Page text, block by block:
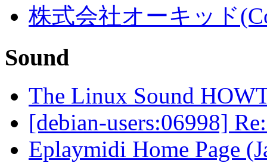
株式会社オーキッド
Sound
The Linux Sound
[debian-users:06998]
Eplaymidi Home Page